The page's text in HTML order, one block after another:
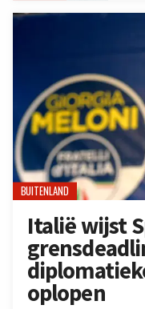
BUITENLAND
Italië wijst
oplopen